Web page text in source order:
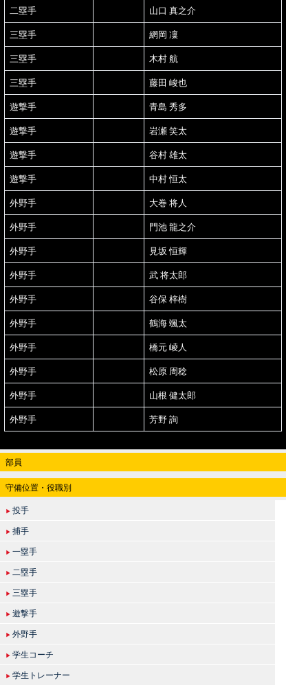
二塁手 山口 真之介
三塁手 網岡 凜
三塁手 木村 航
三塁手 藤田 峻也
遊撃手 青島 秀多
遊撃手 岩瀬 笑太
遊撃手 谷村 雄太
遊撃手 中村 恒太
外野手 大巻 将人
外野手 門池 龍之介
外野手 見坂 恒輝
外野手 武 将太郎
外野手 谷保 梓樹
外野手 鶴海 颯太
外野手 橋元 崚人
外野手 松原 周稔
外野手 山根 健太郎
外野手 芳野 詢
部員
守備位置・役職別
▶ 投手
▶ 捕手
▶ 一塁手
▶ 二塁手
▶ 三塁手
▶ 遊撃手
▶ 外野手
▶ 学生コーチ
▶ 学生トレーナー